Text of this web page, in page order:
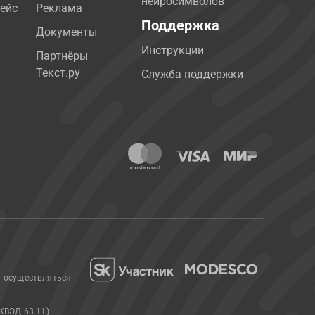
Реклама
Документы
Партнёры
Текст.ру
Поддержка
Инструкции
Служба поддержки
63.11)